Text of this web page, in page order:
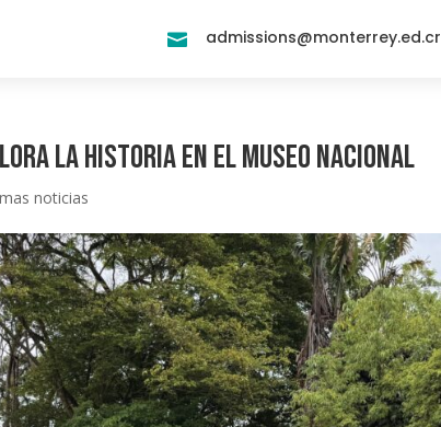
 admissions@monterrey.ed.cr
la historia en el Museo Nacional
noticias